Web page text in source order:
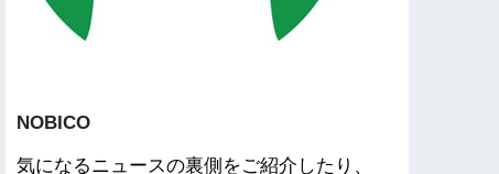
NOBICO
気になるニュースの裏側をご紹介したり、